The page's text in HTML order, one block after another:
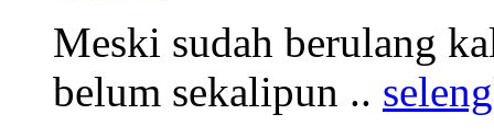
Meski sudah berulang
belum sekalipun ..